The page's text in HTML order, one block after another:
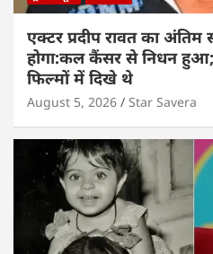
एक्टर प्रदीप रावत का
होगा:कल कैंसर से निधन
फिल्मों में दिखे थे
August 5, 2026 Star Savera